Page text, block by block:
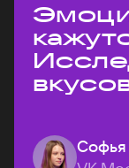
Софья